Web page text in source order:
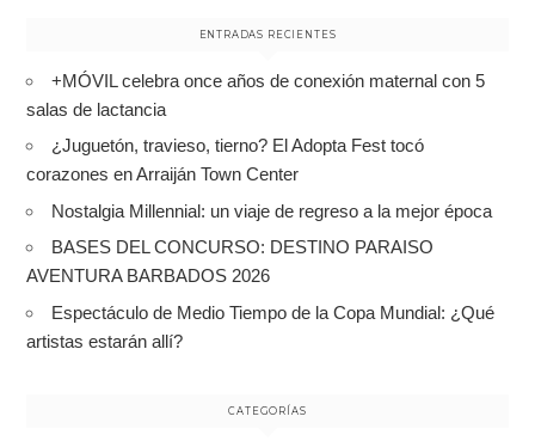
ENTRADAS RECIENTES
+MÓVIL celebra once años de conexión maternal con 5
salas de lactancia
¿Juguetón, travieso, tierno? El Adopta Fest tocó
corazones en Arraiján Town Center
Nostalgia Millennial: un viaje de regreso a la mejor época
BASES DEL CONCURSO: DESTINO PARAISO
AVENTURA BARBADOS 2026
Espectáculo de Medio Tiempo de la Copa Mundial: ¿Qué
artistas estarán allí?
CATEGORÍAS